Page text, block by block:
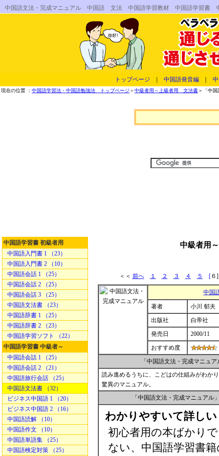
中国語文法・完成マニュアル 中国語 文法 中国語学習教材 中国語学習
トップページ 中国語発音編
現在の位置 ： 中国語学習法・中国語勉強法 トップページ ＞中級者用～上級者用 文法書＞「中
中国語学習書 初級者用
中国語入門書 1 （23）
中国語入門書 2 （10）
中国語会話 1 （25）
中国語会話 2 （25）
中国語会話 3 （25）
中国語文法書 （23）
中国語辞書 1 （25）
中国語辞書 2 （23）
中国語学習ソフト （22）
中国語学習書 中級者～
中国語会話 1 （25）
中国語会話 2 （21）
中国語旅行会話 （25）
中国語文法書 （32）
ビジネス中国語 1 （20）
ビジネス中国語 2 （16）
中国語読解 （10）
中国語作文 （10）
中国語単語集 （25）
中国語検定対策 （25）
中級者用
＜＜ 前へ １ ２ ３ ４ ５ [
中国
著者
小川 郁夫
出版社
白帝社
発売日
2000/11
おすすめ度
「中国語文法・完成マニュ
読み進めるうちに、こどはの仕組みがわか
驚異のマニュアル。
「中国語文法・完成マニュア
わかりやすいて詳しい
初心者用の本ばかり
ない、中国語学習書